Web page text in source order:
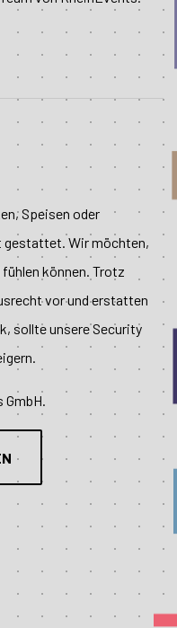
Speisen oder
gestattet. Wir möchten,
können. Trotz
vor und erstatten
sollte unsere Security